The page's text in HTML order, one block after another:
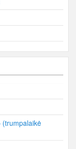
(trumpalaikė